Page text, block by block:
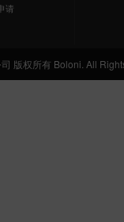
请
版权所有 Boloni. All